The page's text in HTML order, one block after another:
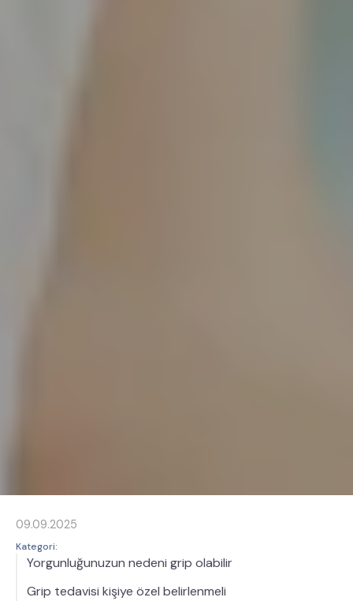
09.09.2025
Kategori:
Yorgunluğunuzun nedeni grip olabilir
Grip tedavisi kişiye özel belirlenmeli